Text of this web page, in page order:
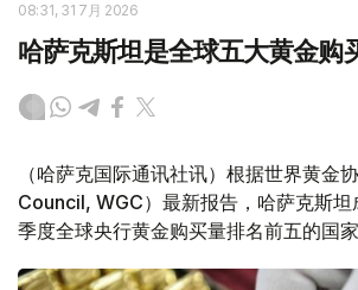
08:31, 31 7月 2026
哈萨克斯坦是全球五大黄金购
（哈萨克国际通讯社讯）根据世界黄金
Council, WGC）最新报告，哈萨克斯
季度全球央行黄金购买量排名前五的国家